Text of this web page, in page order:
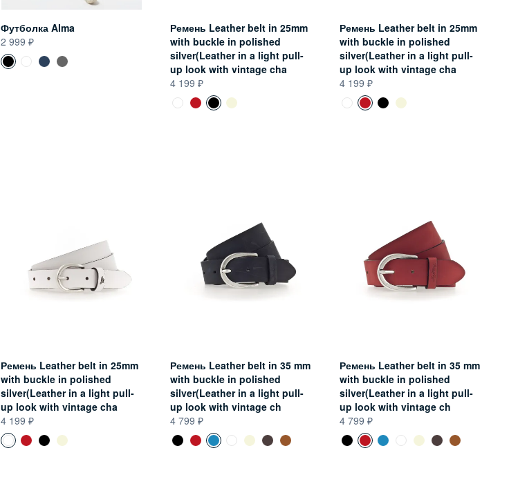
Футболка Alma
2 999
Ремень Leather belt in 25mm
with buckle in polished
silver(Leather in a light pull-
up look with vintage cha
4 199
Ремень Leather belt in 25mm
with buckle in polished
silver(Leather in a light pull-
up look with vintage cha
4 199
Ремень Leather belt in 25mm
with buckle in polished
silver(Leather in a light pull-
up look with vintage cha
4 199
Ремень Leather belt in 35 mm
with buckle in polished
silver(Leather in a light pull-
up look with vintage ch
4 799
Ремень Leather belt in 35 mm
with buckle in polished
silver(Leather in a light pull-
up look with vintage ch
4 799